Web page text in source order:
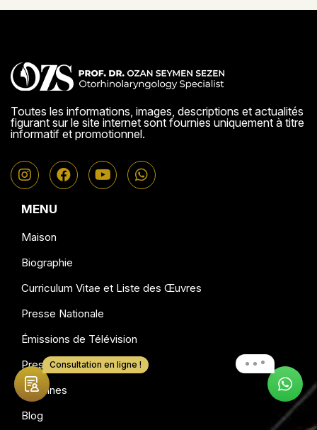
Toutes les informations, images, descriptions et actualités
figurant sur le site internet sont fournies uniquement à titre
informatif et promotionnel.
MENU
Maison
Biographie
Curriculum Vitae et Liste des Œuvres
Presse Nationale
Émissions de Télévision
Presse Locale
Colonnes
Blog
Consultation en ligne !